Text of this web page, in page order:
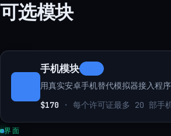
可选模块
手机模块
用真实安卓手机替代模拟器接入程序
$170 · 每个许可证最多 20 部手
界面